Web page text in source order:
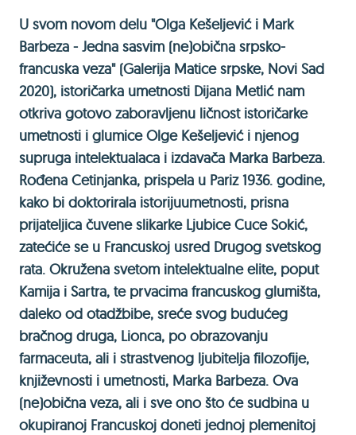
U svom novom delu "Olga Kešeljević i Mark
Barbeza - Jedna sasvim (ne)obična srpsko-
francuska veza" (Galerija Matice srpske, Novi Sad
2020), istoričarka umetnosti Dijana Metlić nam
otkriva gotovo zaboravljenu ličnost istoričarke
umetnosti i glumice Olge Kešeljević i njenog
supruga intelektualaca i izdavača Marka Barbeza.
Rođena Cetinjanka, prispela u Pariz 1936. godine,
kako bi doktorirala istorijuumetnosti, prisna
prijateljica čuvene slikarke Ljubice Cuce Sokić,
zatećiće se u Francuskoj usred Drugog svetskog
rata. Okružena svetom intelektualne elite, poput
Kamija i Sartra, te prvacima francuskog glumišta,
daleko od otadžbibe, sreće svog budućeg
bračnog druga, Lionca, po obrazovanju
farmaceuta, ali i strastvenog ljubitelja filozofije,
književnosti i umetnosti, Marka Barbeza. Ova
(ne)obična veza, ali i sve ono što će sudbina u
okupiranoj Francuskoj doneti jednoj plemenitoj